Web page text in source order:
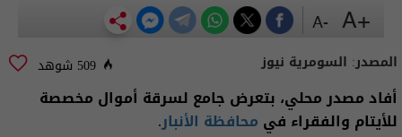
المصدر: السومرية نيوز 509 شوهد
أفاد مصدر محلي، بتعرض جامع لسرقة أموال مخصصة
للأيتام والفقراء في محافظة الأنبار.
+A
-A